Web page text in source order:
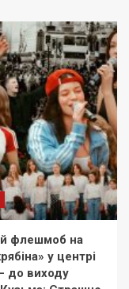
флешмоб на
у центрі
до виходу